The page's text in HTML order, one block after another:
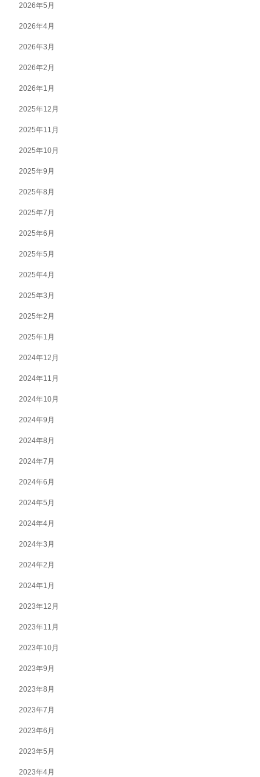
2026年5月
2026年4月
2026年3月
2026年2月
2026年1月
2025年12月
2025年11月
2025年10月
2025年9月
2025年8月
2025年7月
2025年6月
2025年5月
2025年4月
2025年3月
2025年2月
2025年1月
2024年12月
2024年11月
2024年10月
2024年9月
2024年8月
2024年7月
2024年6月
2024年5月
2024年4月
2024年3月
2024年2月
2024年1月
2023年12月
2023年11月
2023年10月
2023年9月
2023年8月
2023年7月
2023年6月
2023年5月
2023年4月